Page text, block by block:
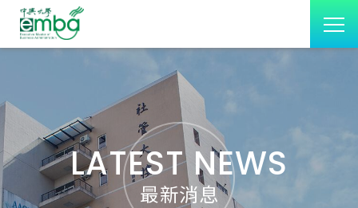
LATEST NEWS
最新消息